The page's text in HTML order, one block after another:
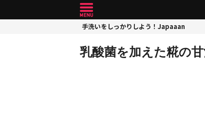
手洗いをしっかりしよう！Japaaan
乳酸菌を加えた糀の甘